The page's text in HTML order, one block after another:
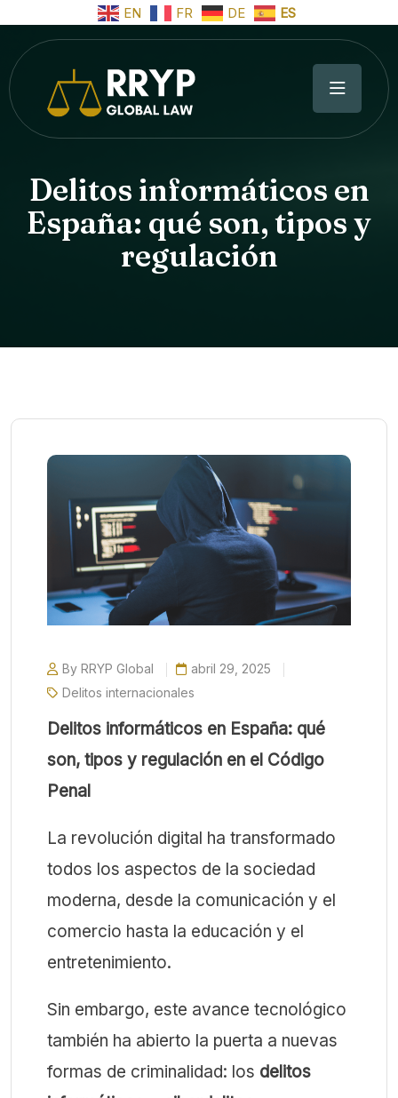
EN FR DE ES
Delitos informáticos en
España: qué son, tipos y
regulación
By RRYP Global
abril 29, 2025
Delitos internacionales
Delitos informáticos en España: qué
son, tipos y regulación en el Código
Penal
La revolución digital ha transformado
todos los aspectos de la sociedad
moderna, desde la comunicación y el
comercio hasta la educación y el
entretenimiento.
Sin embargo, este avance tecnológico
también ha abierto la puerta a nuevas
formas de criminalidad: los delitos